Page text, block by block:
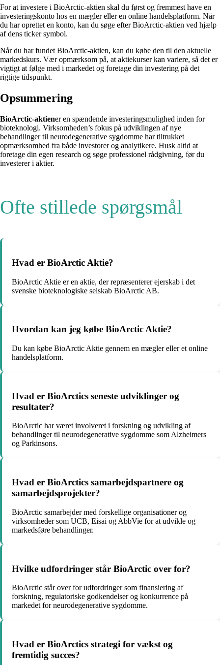
For at investere i BioArctic-aktien skal du først og fremmest have en
investeringskonto hos en mægler eller en online handelsplatform. Når
du har oprettet en konto, kan du søge efter BioArctic-aktien ved hjælp
af dens ticker symbol.
Når du har fundet BioArctic-aktien, kan du købe den til den aktuelle
markedskurs. Vær opmærksom på, at aktiekurser kan variere, så det er
vigtigt at følge med i markedet og foretage din investering på det
rigtige tidspunkt.
Opsummering
BioArctic-aktiener en spændende investeringsmulighed inden for
bioteknologi. Virksomheden’s fokus på udviklingen af nye
behandlinger til neurodegenerative sygdomme har tiltrukket
opmærksomhed fra både investorer og analytikere. Husk altid at
foretage din egen research og søge professionel rådgivning, før du
investerer i aktier.
Ofte stillede spørgsmål
Hvad er BioArctic Aktie?
BioArctic Aktie er en aktie, der repræsenterer ejerskab i det
svenske bioteknologiske selskab BioArctic AB.
Hvordan kan jeg købe BioArctic Aktie?
Du kan købe BioArctic Aktie gennem en mægler eller et online
handelsplatform.
Hvad er BioArctics seneste udviklinger og
resultater?
BioArctic har været involveret i forskning og udvikling af
behandlinger til neurodegenerative sygdomme som Alzheimers
og Parkinsons.
Hvad er BioArctics samarbejdspartnere og
samarbejdsprojekter?
BioArctic samarbejder med forskellige organisationer og
virksomheder som UCB, Eisai og AbbVie for at udvikle og
markedsføre behandlinger.
Hvilke udfordringer står BioArctic over for?
BioArctic står over for udfordringer som finansiering af
forskning, regulatoriske godkendelser og konkurrence på
markedet for neurodegenerative sygdomme.
Hvad er BioArctics strategi for vækst og
fremtidig succes?